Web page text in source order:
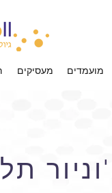
מועמדים מעסיקים